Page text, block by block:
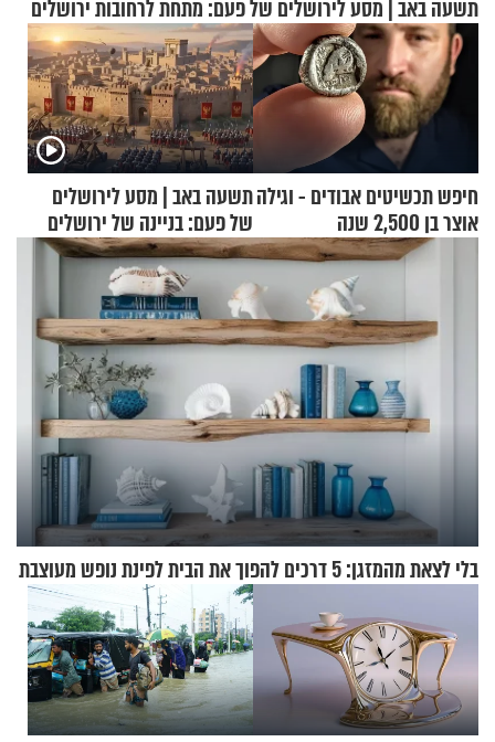
תשעה באב | מסע לירושלים של פעם: מתחת לרחובות ירושלים
חיפש תכשיטים אבודים - וגילה
אוצר בן 2,500 שנה
תשעה באב | מסע לירושלים
של פעם: בניינה של ירושלים
בלי לצאת מהמזגן: 5 דרכים להפוך את הבית לפינת נופש מעוצבת